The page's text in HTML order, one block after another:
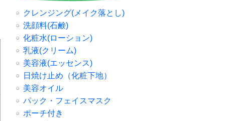
クレンジング(メイク落とし)
洗顔料(石鹸)
化粧水(ローション)
乳液(クリーム)
美容液(エッセンス)
日焼け止め（化粧下地）
美容オイル
パック・フェイスマスク
ポーチ付き